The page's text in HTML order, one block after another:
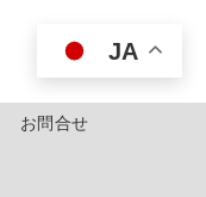
お問合せ
JA